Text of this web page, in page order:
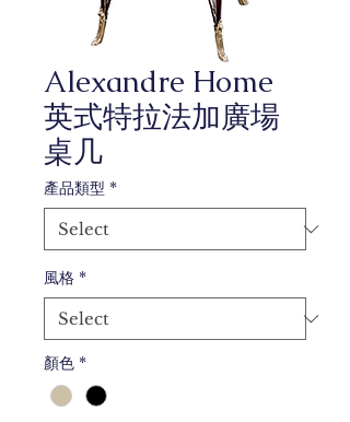
Alexandre Home
英式特拉法加廣場
桌几
產品類型 *
風格 *
顏色 *